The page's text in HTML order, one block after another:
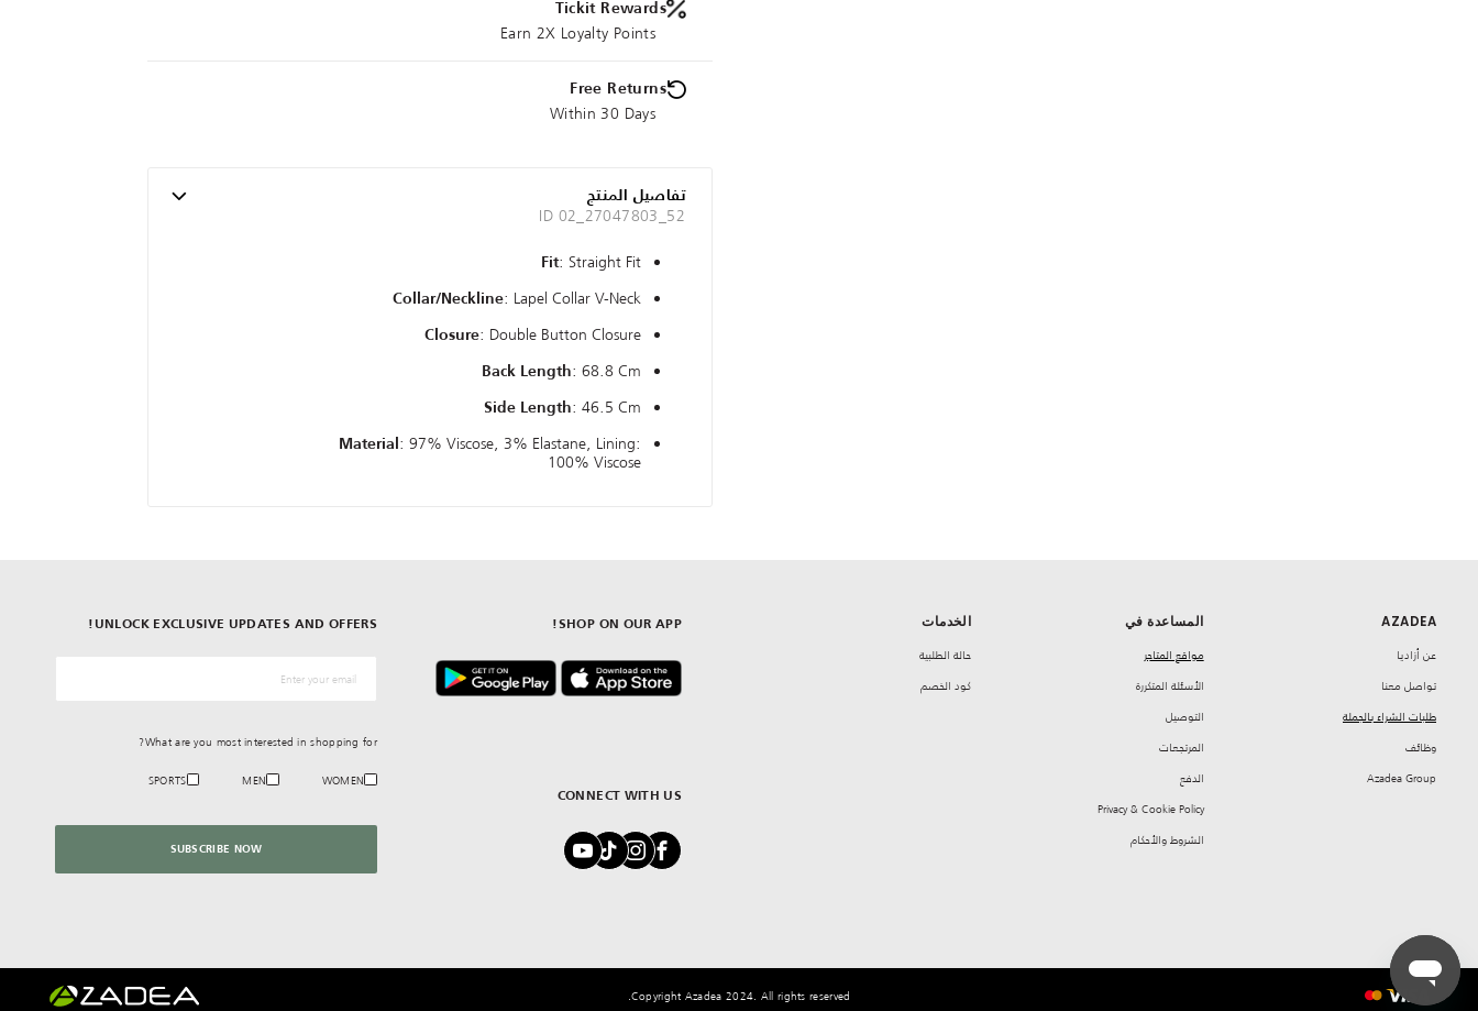
Tickit Rewards
Earn 2X Loyalty Points
Free Returns
Within 30 Days
تفاصيل المنتج
ID 02_27047803_52
Fit: Straight Fit
Collar/Neckline: Lapel Collar V-Neck
Closure: Double Button Closure
Back Length: 68.8 Cm
Side Length: 46.5 Cm
Material : 97% Viscose, 3% Elastane, Lining:
100% Viscose
AZADEA
‏عن أزاديا
تواصل معنا
طلبات الشراء بالجملة
‏وظائف
Azadea Group
المساعدة في
مواقع المتاجر
‏الأسئلة المتكررة
‏التوصيل
‏المرتجعات
‏الدفع
Privacy & Cookie Policy
‏الشروط والأحكام
الخدمات
حالة الطلبية
كود الخصم
CONNECT WITH US
SHOP ON OUR APP!
UNLOCK EXCLUSIVE UPDATES AND OFFERS!
What are you most interested in shopping for?
WOMEN
MEN
SPORTS
SUBSCRIBE NOW
Copyright Azadea 2024. All rights reserved.